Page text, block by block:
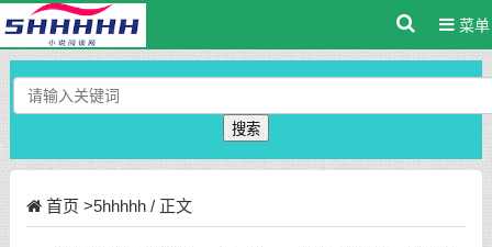
菜单
搜索
首页 >5hhhhh/ 正文